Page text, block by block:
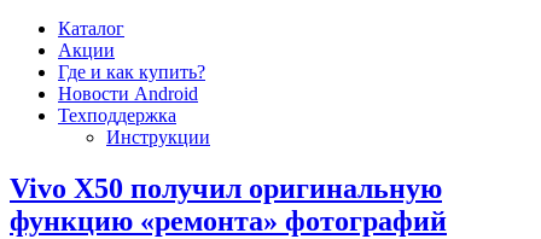
Каталог
Акции
Где и как купить?
Новости Android
Техподдержка
Инструкции
Vivo X50 получил оригинальную
функцию «ремонта» фотографий